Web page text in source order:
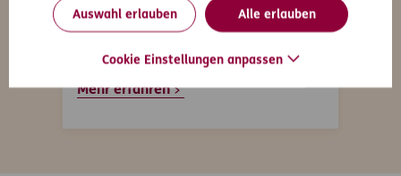
Auswahl erlauben Alle erlauben
Cookie Einstellungen anpassen
Gerichtskosten.
Mehr erfahren